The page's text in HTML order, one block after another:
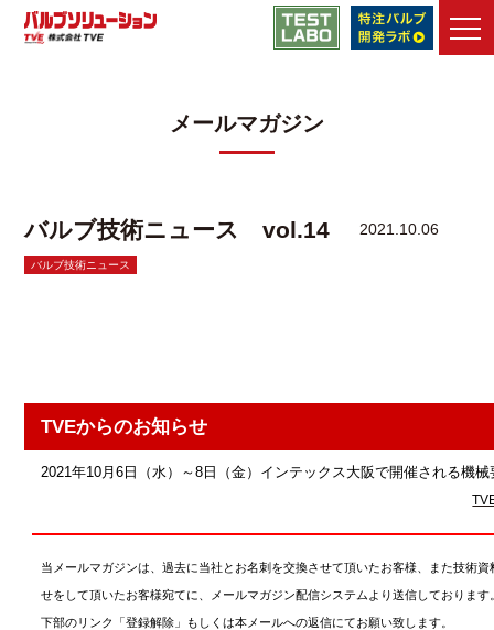
TVEの強み
よくあるご質問
バルブソリューション メールマガジン一覧
バルブ技術ニュ
ース vol.14
メールマガジン
バルブ技術ニュース vol.14 2021.10.06
バルブ技術ニュース
TVEからのお知らせ
2021年10月6日（水）～8日（金）インテックス大阪で開催される機
当メールマガジンは、過去に当社とお名刺を交換させて頂いたお客様、また技術
せをして頂いたお客様宛てに、メールマガジン配信システムより送信しておりま
下部のリンク「登録解除」もしくは本メールへの返信にてお願い致します。